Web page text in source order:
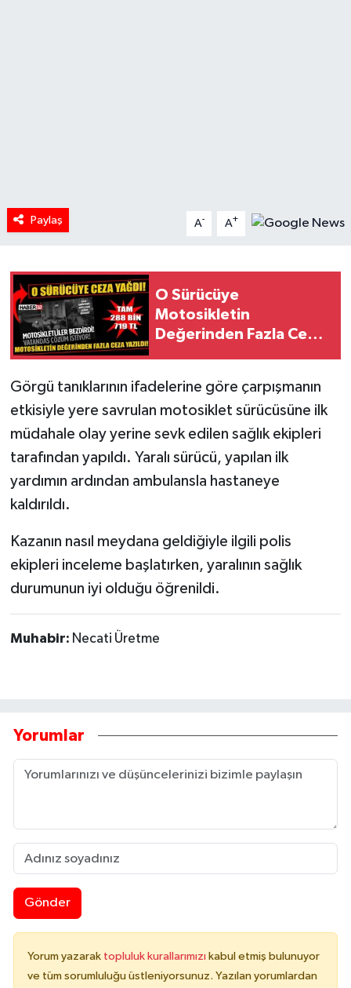
Paylaş A- A+
O Sürücüye
Motosikletin
Değerinden Fazla Ceza
Görgü tanıklarının ifadelerine göre çarpışmanın
etkisiyle yere savrulan motosiklet sürücüsüne ilk
müdahale olay yerine sevk edilen sağlık ekipleri
tarafından yapıldı. Yaralı sürücü, yapılan ilk
yardımın ardından ambulansla hastaneye
kaldırıldı.
Kazanın nasıl meydana geldiğiyle ilgili polis
ekipleri inceleme başlatırken, yaralının sağlık
durumunun iyi olduğu öğrenildi.
Muhabir: Necati Üretme
Yorumlar
Gönder
Yorum yazarak topluluk kurallarımızı kabul etmiş bulunuyor
ve tüm sorumluluğu üstleniyorsunuz. Yazılan yorumlardan
SAĞLIK
Tarihi Yapılarımız
Teknoloji
Türkiye
Yerel
İletişim
Künye